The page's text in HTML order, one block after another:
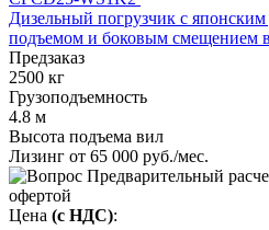
Дизельный погрузчик с
подъемом и боковым смещением
Предзаказ
2500 кг
Грузоподъемность
4.8 м
Высота подъема вил
Лизинг от 65 000 руб./мес.
Предварительный
офертой
Цена (с НДС):